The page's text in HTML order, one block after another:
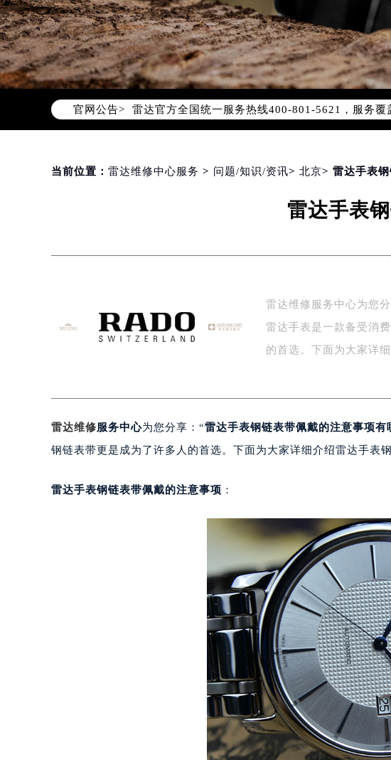
官网公告>
2026年8月雷达中国区售后服务网络优化升级公告
2026年8月雷达全国官方售后客户服务热线：400-
雷达官方全国统一服务热线400-801-5621，服务覆
2026年8月雷达售后服务中心最新网点地址：
北京市东城区东长安街1号东方广场写字楼W3座6
上海市徐汇区虹桥路3号港汇中心写字楼2座37层
扬州市邗江区国展路29号星耀天地写字楼1号楼18
盐城市盐都区世纪大道5号盐城金融城写字楼1号楼
泰州市海陵区永定东路399号置地商务中心东塔写
绍兴市越城区胜利东路379号世茂天际中心写字楼8
嘉兴市南湖区广益路705号嘉兴世界贸易中心写字
济南市历下区经十路11111号华润中心写字楼（万
广州市越秀区环市东路371-375号世界贸易中心大
深圳市罗湖区深南东路5001号华润大厦写字楼17
惠州市惠城区江北文昌一路7号华贸大厦写字楼1座
厦门市思明区湖滨东路95号华润大厦写字楼B座11
福州市鼓楼区五四路128-1号恒力城写字楼15层03
成都市锦江区人民东路6号SAC东原中心写字楼24
重庆市江北区观音桥步行街2号融恒时代广场写字
长沙市芙蓉区定王台街道建湘路393号世茂环球金
郑州市二七区铭功路10号华润大厦写字楼29层
太原市迎泽区解放路15号亨得利名表服务中心（品
沈阳市沈河区中街路137号亨得利名表服务中心（
沈阳市沈河区中街路83号亨得利名表服务中心（品
当前位置： 雷达维修中心服务 > 问题/知识/资讯> 北京> 雷达手表
雷达手表
雷达维修服务中心为您
雷达手表是一款备受消
的首选。下面为大家详
雷达维修服务中心为您分享：“雷达手表钢链表带佩戴的注意事项有
钢链表带更是成为了许多人的首选。下面为大家详细介绍雷达手表
雷达手表钢链表带佩戴的注意事项 ：